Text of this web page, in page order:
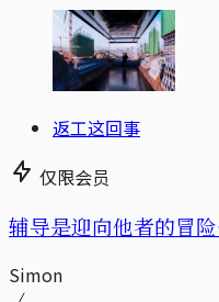
返工这回事
仅限会员
辅导是迎向他者的冒
Simon